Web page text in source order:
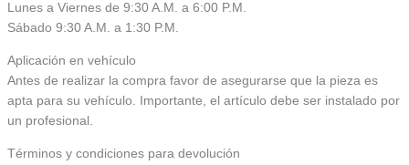
Lunes a Viernes de 9:30 A.M. a 6:00 P.M.
Sábado 9:30 A.M. a 1:30 P.M.
Aplicación en vehículo
Antes de realizar la compra favor de asegurarse que la pieza es
apta para su vehículo. Importante, el artículo debe ser instalado por
un profesional.
Términos y condiciones para devolución